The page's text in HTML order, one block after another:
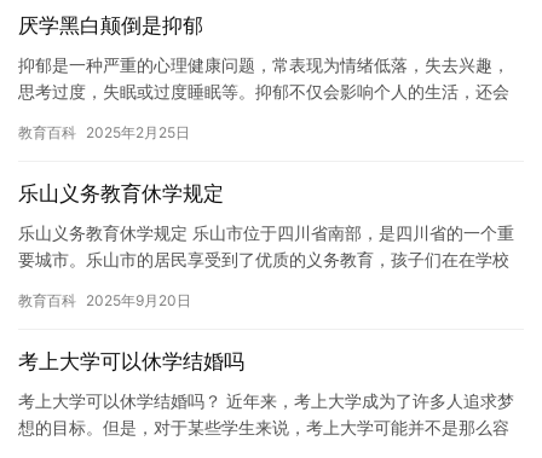
厌学黑白颠倒是抑郁
抑郁是一种严重的心理健康问题，常表现为情绪低落，失去兴趣，
思考过度，失眠或过度睡眠等。抑郁不仅会影响个人的生活，还会
的风险…
教育百科 2025年2月25日
乐山义务教育休学规定
乐山义务教育休学规定 乐山市位于四川省南部，是四川省的一个重
要城市。乐山市的居民享受到了优质的义务教育，孩子们在在学校
些困…
教育百科 2025年9月20日
考上大学可以休学结婚吗
考上大学可以休学结婚吗？ 近年来，考上大学成为了许多人追求梦
想的目标。但是，对于某些学生来说，考上大学可能并不是那么容